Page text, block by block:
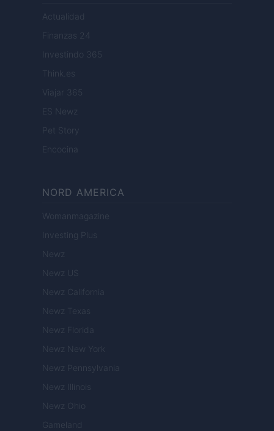
Actualidad
Finanzas 24
Investindo 365
Think.es
Viajar 365
ES Newz
Pet Story
Encocina
NORD AMERICA
Womanmagazine
Investing Plus
Newz
Newz US
Newz California
Newz Texas
Newz Florida
Newz New York
Newz Pennsylvania
Newz Illinois
Newz Ohio
Gameland